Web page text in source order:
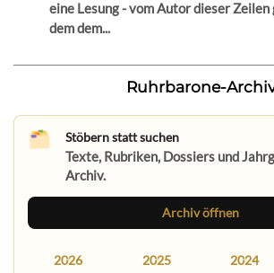
eine Lesung - vom Autor dieser
dem dem...
Ruhrbarone-
Stöbern statt suchen
Texte, Rubriken, Dossiers und
Archiv.
Archiv öffnen
2026 2025 2024